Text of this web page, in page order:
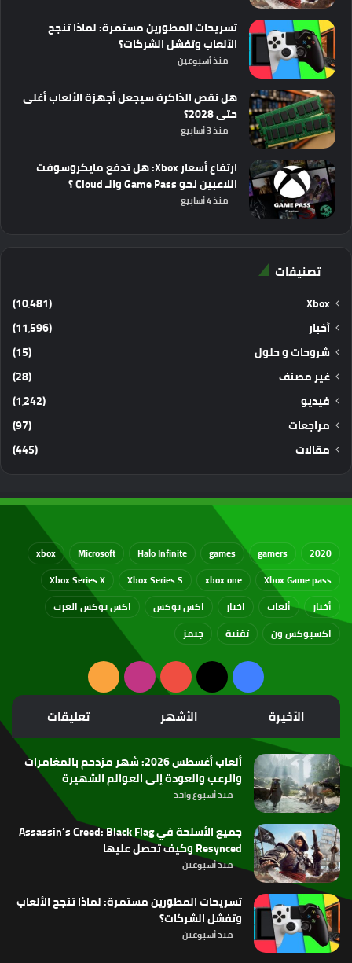
تسريحات المطورين مستمرة: لماذا تنجح
الألعاب وتفشل الشركات؟
منذ أسبوعين
هل نقص الذاكرة سيجعل أجهزة الألعاب أغلى
حتى 2028؟
منذ 3 أسابيع
ارتفاع أسعار Xbox: هل تدفع مايكروسوفت
اللاعبين نحو Game Pass والـ Cloud ؟
منذ 4 أسابيع
تصنيفات
Xbox
(10٬481)
أخبار
(11٬596)
شروحات و حلول
(15)
غير مصنف
(28)
فيديو
(1٬242)
مراجعات
(97)
مقالات
(445)
2020
gamers
games
Halo Infinite
Microsoft
xbox
Xbox Game pass
xbox one
Xbox Series S
Xbox Series X
أخبار
ألعاب اخبار اكس بوكس
اكس بوكس العرب
اكسبوكس ون
تقنية جيمز
فيسبوك
‫X
‫YouTubeانستقرامملخص
الموقع
RSS
الأخيرة الأشهر تعليقات
ألعاب أغسطس 2026: شهر مزدحم بالمغامرات
والرعب والعودة إلى العوالم الشهيرة
منذ أسبوع واحد
جميع الأسلحة في Assassin’s Creed: Black Flag
Resynced وكيف تحصل عليها
منذ أسبوعين
تسريحات المطورين مستمرة: لماذا تنجح الألعاب
وتفشل الشركات؟
منذ أسبوعين